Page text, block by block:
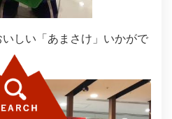
しい「あまさけ」いかがで